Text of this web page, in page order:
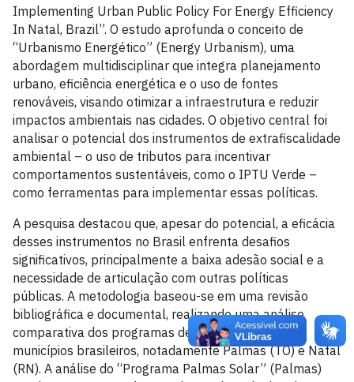
Implementing Urban Public Policy For Energy Efficiency
In Natal, Brazil”. O estudo aprofunda o conceito de
“Urbanismo Energético” (Energy Urbanism), uma
abordagem multidisciplinar que integra planejamento
urbano, eficiência energética e o uso de fontes
renováveis, visando otimizar a infraestrutura e reduzir
impactos ambientais nas cidades. O objetivo central foi
analisar o potencial dos instrumentos de extrafiscalidade
ambiental – o uso de tributos para incentivar
comportamentos sustentáveis, como o IPTU Verde –
como ferramentas para implementar essas políticas.
A pesquisa destacou que, apesar do potencial, a eficácia
desses instrumentos no Brasil enfrenta desafios
significativos, principalmente a baixa adesão social e a
necessidade de articulação com outras políticas
públicas. A metodologia baseou-se em uma revisão
bibliográfica e documental, realizando uma análise
comparativa dos programas de incentivo fiscal em
municípios brasileiros, notadamente Palmas (TO) e Natal
(RN). A análise do “Programa Palmas Solar” (Palmas)